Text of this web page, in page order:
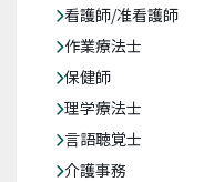
看護師/准看護師
作業療法士
保健師
理学療法士
言語聴覚士
介護事務